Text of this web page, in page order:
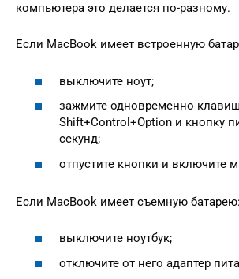
компьютера это делается по-разному.
Если MacBook имеет встроенную
выключите ноут;
зажмите одновременно
Shift+Control+Option и кнопку
секунд;
отпустите кнопки и включите
Если MacBook имеет съемную батарею:
выключите ноутбук;
отключите от него адаптер